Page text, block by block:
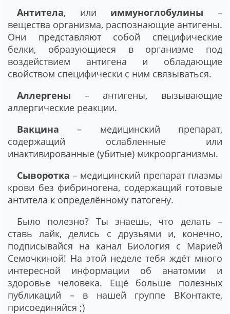
Антитела, или иммуноглобулины–
вещества организма, распознающие антигены.
Они представляют собой специфические
белки, образующиеся в организме под
воздействием антигена и обладающие
свойством специфически с ним связываться.
Аллергены – антигены, вызывающие
аллергические реакции.
Вакцина– медицинский препарат,
содержащий ослабленные или
инактивированные (убитые) микроорганизмы.
Сыворотка – медицинский препарат плазмы
крови без фибриногена, содержащий готовые
антитела к определённому патогену.
Было полезно? Ты знаешь, что делать –
ставь лайк, делись с друзьями и, конечно,
подписывайся на канал Биология с Марией
Семочкиной! На этой неделе тебя ждёт много
интересной информации об анатомии и
здоровье человека. Ещё больше полезных
публикаций – в нашей группе ВКонтакте,
присоединяйся ;)